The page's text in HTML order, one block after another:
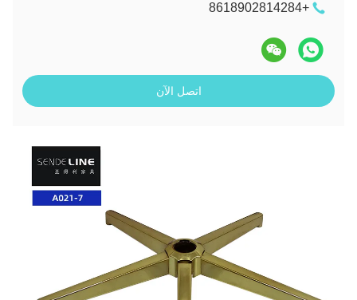
+8618902814284
اتصل الآن